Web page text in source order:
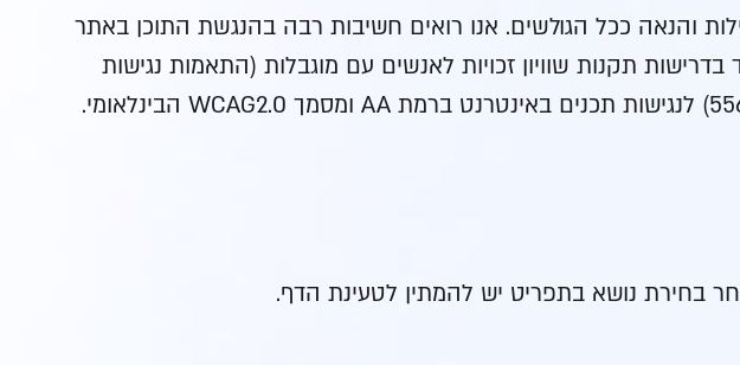
והנאה ככל הגולשים. אנו רואים חשיבות רבה בהנגשת התוכן באתר
תקנות שוויון זכויות לאנשים עם מוגבלות (התאמות נגישות
נושא בתפריט יש להמתין לטעינת הדף.